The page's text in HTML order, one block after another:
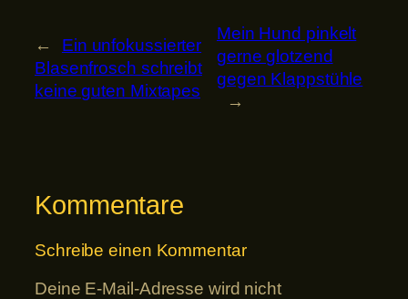
←
Ein unfokussierter
Blasenfrosch schreibt
keine guten Mixtapes
Mein Hund pinkelt
gerne glotzend
gegen Klappstühle
→
Kommentare
Schreibe einen Kommentar
Deine E-Mail-Adresse wird nicht